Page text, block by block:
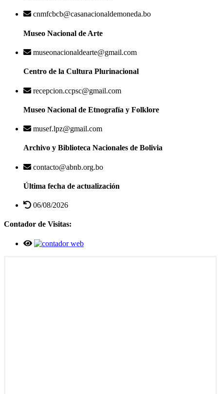
cnmfcbcb@casanacionaldemoneda.bo
Museo Nacional de Arte
museonacionaldearte@gmail.com
Centro de la Cultura Plurinacional
recepcion.ccpsc@gmail.com
Museo Nacional de Etnografía y Folklore
musef.lpz@gmail.com
Archivo y Biblioteca Nacionales de Bolivia
contacto@abnb.org.bo
Última fecha de actualización
06/08/2026
Contador de Visitas: